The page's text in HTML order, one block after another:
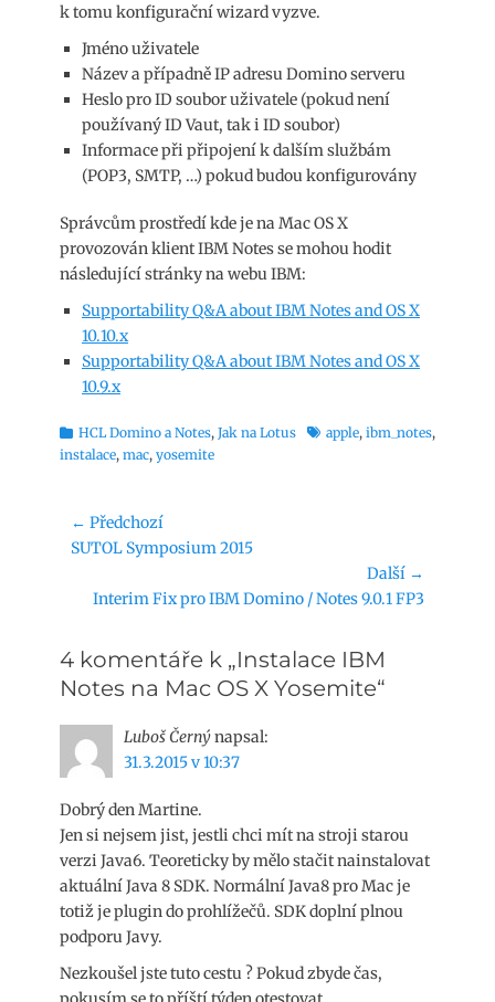
k tomu konfigurační wizard vyzve.
Jméno uživatele
Název a případně IP adresu Domino serveru
Heslo pro ID soubor uživatele (pokud není
používaný ID Vaut, tak i ID soubor)
Informace při připojení k dalším službám
(POP3, SMTP, …) pokud budou konfigurovány
Správcům prostředí kde je na Mac OS X
provozován klient IBM Notes se mohou hodit
následující stránky na webu IBM:
Supportability Q&A about IBM Notes and OS X
10.10.x
Supportability Q&A about IBM Notes and OS X
10.9.x
Rubriky
HCL Domino a Notes, Jak na Lotus Štítky
apple, ibm_notes,
instalace, mac, yosemite
Navigace
pro
← Předchozí
Předchozí
SUTOL Symposium 2015
Další →
Následující
Interim Fix pro IBM Domino / Notes 9.0.1 FP3
4 komentáře k „Instalace IBM
Notes na Mac OS X Yosemite“
Luboš Černýnapsal:
31.3.2015 v 10:37
Dobrý den Martine.
Jen si nejsem jist, jestli chci mít na stroji starou
verzi Java6. Teoreticky by mělo stačit nainstalovat
aktuální Java 8 SDK. Normální Java8 pro Mac je
totiž je plugin do prohlížečů. SDK doplní plnou
podporu Javy.
Nezkoušel jste tuto cestu ? Pokud zbyde čas,